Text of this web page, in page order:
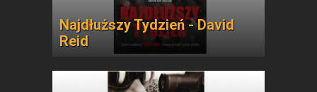
Najdłuższy Tydzień - David
Reid